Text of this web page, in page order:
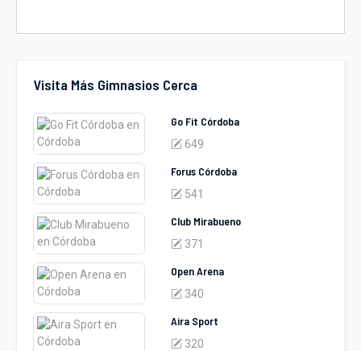
Visita Más Gimnasios Cerca
Go Fit Córdoba
649
Forus Córdoba
541
Club Mirabueno
371
Open Arena
340
Aira Sport
320